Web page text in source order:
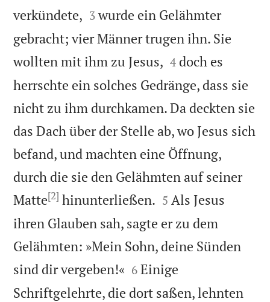
verkündete, 

3 wurde ein Gelähmter
gebracht; vier Männer trugen ihn. Sie
wollten mit ihm zu Jesus, 

4 doch es
herrschte ein solches Gedränge, dass sie
nicht zu ihm durchkamen. Da deckten sie
das Dach über der Stelle ab, wo Jesus sich
befand, und machten eine Öffnung,
durch die sie den Gelähmten auf seiner
Matte[2] hinunterließen. 

5 Als Jesus
ihren Glauben sah, sagte er zu dem
Gelähmten: »Mein Sohn, deine Sünden
sind dir vergeben!« 

6 Einige
Schriftgelehrte, die dort saßen, lehnten